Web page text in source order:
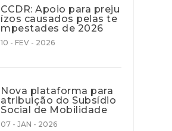
CCDR: Apoio para preju
ízos causados pelas te
mpestades de 2026
10 - FEV - 2026
Nova plataforma para
atribuição do Subsídio
Social de Mobilidade
07 - JAN - 2026